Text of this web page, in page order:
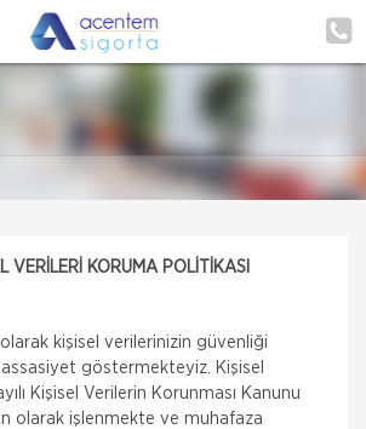
VERİLERİ KORUMA POLİTİKASI
kişisel verilerinizin güvenliği
göstermekteyiz. Kişisel
Kişisel Verilerin Korunması Kanunu
olarak işlenmekte ve muhafaza